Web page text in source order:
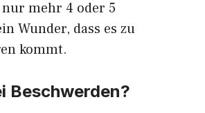
mehr 4 oder 5
Wunder, dass es zu
kommt.
Beschwerden?